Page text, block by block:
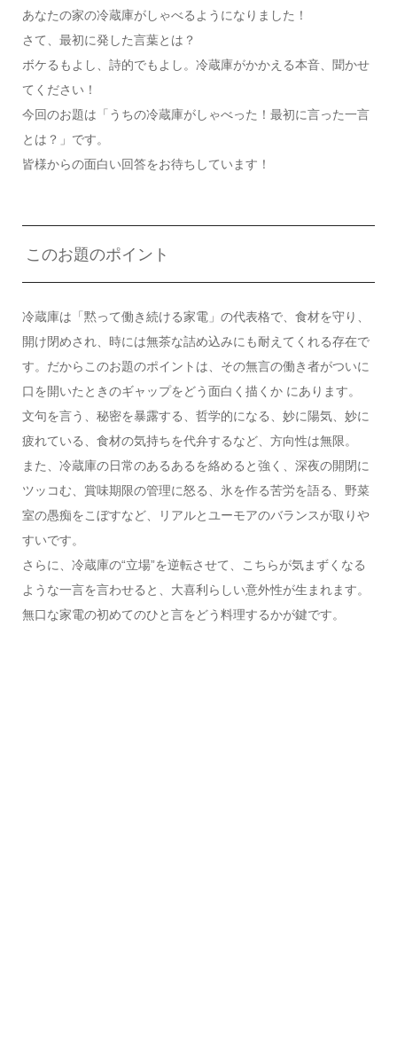
あなたの家の冷蔵庫がしゃべるようになりました！
さて、最初に発した言葉とは？
ボケるもよし、詩的でもよし。冷蔵庫がかかえる本音、聞かせ
てください！
今回のお題は「うちの冷蔵庫がしゃべった！最初に言った一言
とは？」です。
皆様からの面白い回答をお待ちしています！
このお題のポイント
冷蔵庫は「黙って働き続ける家電」の代表格で、食材を守り、
開け閉めされ、時には無茶な詰め込みにも耐えてくれる存在で
す。だからこのお題のポイントは、その無言の働き者がついに
口を開いたときのギャップをどう面白く描くか にあります。
文句を言う、秘密を暴露する、哲学的になる、妙に陽気、妙に
疲れている、食材の気持ちを代弁するなど、方向性は無限。
また、冷蔵庫の日常のあるあるを絡めると強く、深夜の開閉に
ツッコむ、賞味期限の管理に怒る、氷を作る苦労を語る、野菜
室の愚痴をこぼすなど、リアルとユーモアのバランスが取りや
すいです。
さらに、冷蔵庫の“立場”を逆転させて、こちらが気まずくなる
ような一言を言わせると、大喜利らしい意外性が生まれます。
無口な家電の初めてのひと言をどう料理するかが鍵です。